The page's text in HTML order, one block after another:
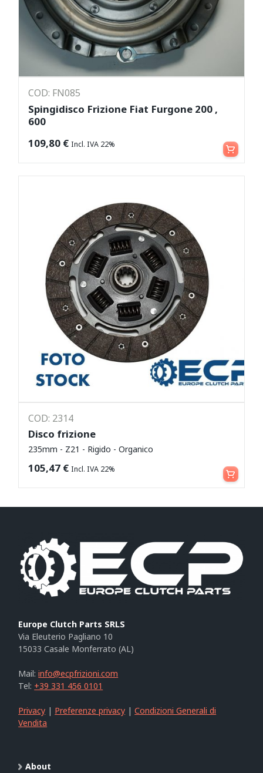
COD: FN085
Spingidisco Frizione Fiat Furgone 200 ,
600
109,80 € Incl. IVA 22% Aggiungi al carrello
COD: 2314
Disco frizione
235mm - Z21 - Rigido - Organico
105,47 € Incl. IVA 22% Leggi tutto
Europe Clutch Parts SRLS
Via Eleuterio Pagliano 10
15033 Casale Monferrato (AL)
Mail:info@ecpfrizioni.com
Tel: +39 331 456 0101
Privacy | Preferenze privacy |Condizioni Generali di
Vendita
About